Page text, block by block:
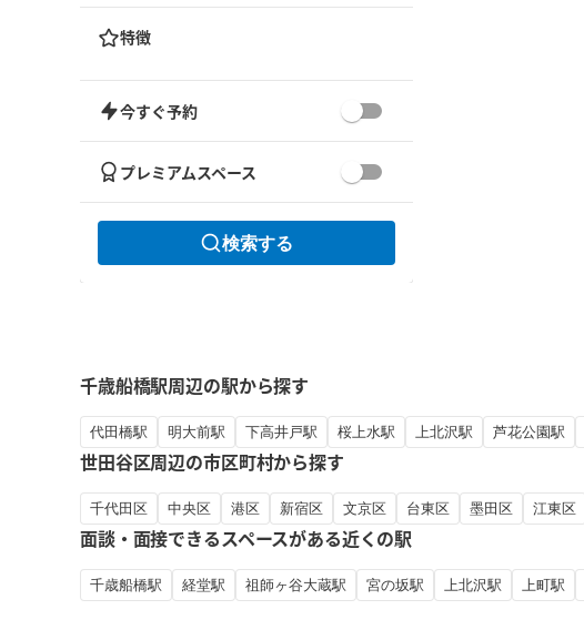
特徴
今すぐ予約
プレミアムスペース
検索する
千歳船橋駅周辺の駅から探す
代田橋駅 明大前駅 下高井戸駅 桜上水駅 上北沢駅 芦花公園駅
世田谷区周辺の市区町村から探す
千代田区 中央区 港区 新宿区 文京区 台東区 墨田区 江東区
面談・面接できるスペースがある近くの駅
千歳船橋駅 経堂駅 祖師ヶ谷大蔵駅 宮の坂駅 上北沢駅 上町駅